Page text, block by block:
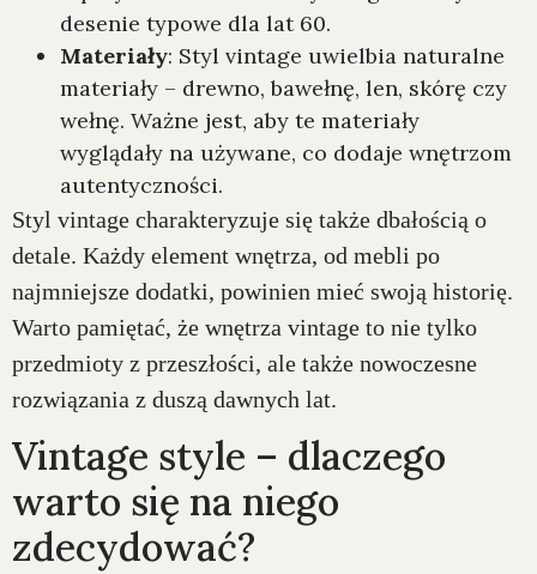
desenie typowe dla lat 60.
Materiały: Styl vintage uwielbia naturalne
materiały – drewno, bawełnę, len, skórę czy
wełnę. Ważne jest, aby te materiały
wyglądały na używane, co dodaje wnętrzom
autentyczności.
Styl vintage charakteryzuje się także dbałością o
detale. Każdy element wnętrza, od mebli po
najmniejsze dodatki, powinien mieć swoją historię.
Warto pamiętać, że wnętrza vintage to nie tylko
przedmioty z przeszłości, ale także nowoczesne
rozwiązania z duszą dawnych lat.
Vintage style – dlaczego
warto się na niego
zdecydować?